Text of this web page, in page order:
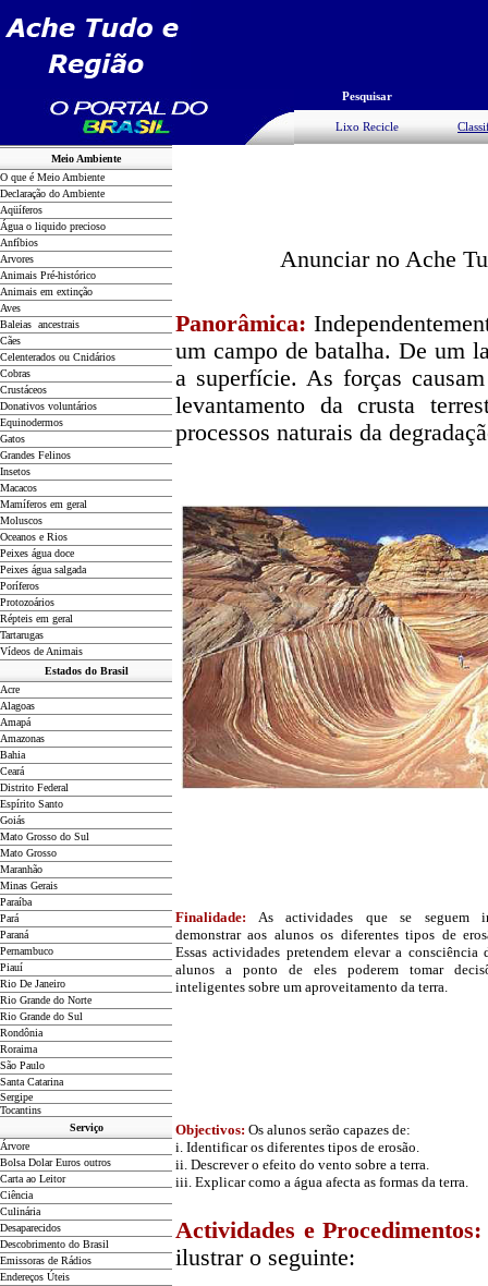
Pesquisar
Lixo Recicle
Meio Ambiente
O que é Meio Ambiente
Declaração do Ambiente
Aqüíferos
Água o liquido precioso
Anfíbios
Arvores
Animais Pré-histórico
Animais em extinção
Aves
Baleias ancestrais
Cães
Celenterados ou Cnidários
Cobras
Crustáceos
Donativos voluntários
Equinodermos
Gatos
Grandes Felinos
Insetos
Macacos
Mamíferos em geral
Moluscos
Oceanos e Rios
Peixes água doce
Peixes água salgada
Poríferos
Protozoários
Répteis em geral
Tartarugas
Vídeos de Animais
Estados do Brasil
Acre
Alagoas
Amapá
Amazonas
Bahia
Ceará
Distrito Federal
Espírito Santo
Goiás
Mato Grosso do Sul
Mato Grosso
Maranhão
Minas Gerais
Paraíba
Pará
Paraná
Pernambuco
Piauí
Rio De Janeiro
Rio Grande do Norte
Rio Grande do Sul
Rondônia
Roraima
São Paulo
Santa Catarina
Sergipe
Tocantins
Serviço
Árvore
Bolsa Dolar Euros outros
Carta ao Leitor
Ciência
Culinária
Desaparecidos
Descobrimento do Brasil
Emissoras de Rádios
Endereços Úteis
Anunciar no Ache
Panorâmica:
um campo de batalha. De um
a superfície. As forças
levantamento da crusta
processos naturais da
Finalidade: As actividades que se seguem
demonstrar aos alunos os diferentes tipos de
Essas actividades pretendem elevar a consciência
alunos a ponto de eles poderem tomar
inteligentes sobre um aproveitamento da terra.
Objectivos: Os alunos serão capazes de:
i. Identificar os diferentes tipos de erosão.
ii. Descrever o efeito do vento sobre a terra.
iii. Explicar como a água afecta as formas da terra.
Actividades e Procedimentos:
ilustrar o seguinte: